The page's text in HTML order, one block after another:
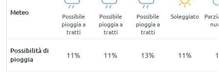
MeteoParzialmente
Possibile
pioggia a
tratti
Possibile
pioggia a
tratti
Possibile
pioggia a
tratti
Soleggiato
Possibilità di
pioggia16% 11% 11% 13% 11%